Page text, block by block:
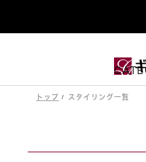
トップ スタイリング一覧